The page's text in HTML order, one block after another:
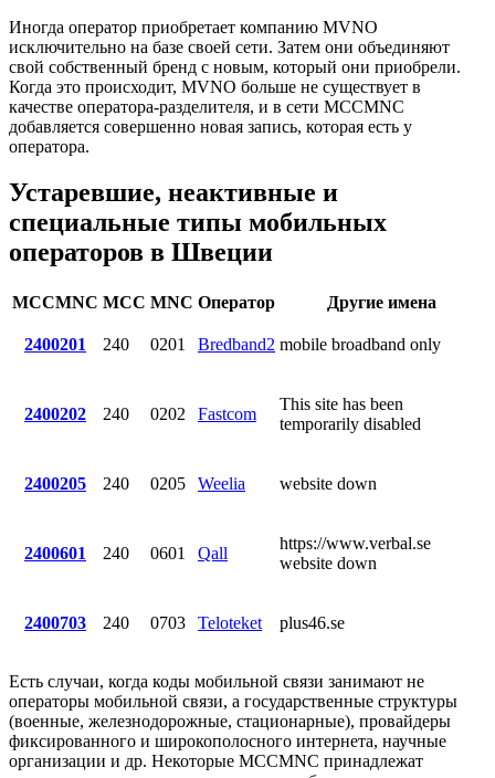
Иногда оператор приобретает компанию MVNO
исключительно на базе своей сети. Затем они объединяют
свой собственный бренд с новым, который они приобрели.
Когда это происходит, MVNO больше не существует в
качестве оператора-разделителя, и в сети MCCMNC
добавляется совершенно новая запись, которая есть у
оператора.
Устаревшие, неактивные и
специальные типы мобильных
операторов в Швеции
MCCMNC MCC MNC Оператор Другие имена
2400201 240 0201 Bredband2 mobile broadband only
2400202 240 0202 Fastcom
This site has been
temporarily disabled
2400205 240 0205 Weelia website down
2400601 240 0601 Qall
https://www.verbal.se
website down
2400703 240 0703 Teloteket plus46.se
Есть случаи, когда коды мобильной связи занимают не
операторы мобильной связи, а государственные структуры
(военные, железнодорожные, стационарные), провайдеры
фиксированного и широкополосного интернета, научные
организации и др. Некоторые MCCMNC принадлежат